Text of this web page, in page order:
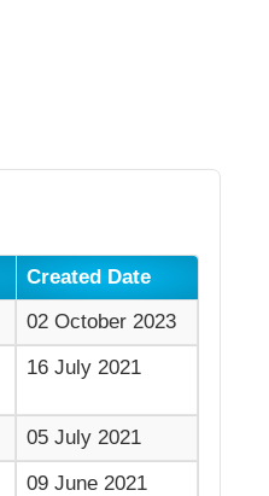
Created Date
02 October 2023
16 July 2021
05 July 2021
09 June 2021